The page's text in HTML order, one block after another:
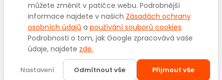
E-shop:+420 739 079 275
e-mail:eshop@sanomed.cz
Copyright © 2025www.sanomed.cz
vyhrazena.
Created by
můžete změnit v patičce webu. Podrobnější
informace najdete v našich Zásadách ochrany
osobních údajů a používání souborů cookies.
Podrobnosti o tom, jak Google zpracovává vaše
údaje, najdete zde.
Nastavení Odmítnout vše Přijmout vše